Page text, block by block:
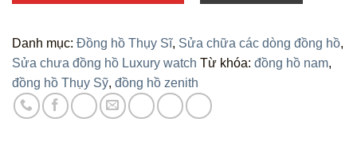
Danh mục: Đồng hồ Thụy Sĩ, Sửa chữa các dòng đồng hồ,
Sửa chưa đồng hồ Luxury watch Từ khóa: đồng hồ nam,
đồng hồ Thụy Sỹ, đồng hồ zenith